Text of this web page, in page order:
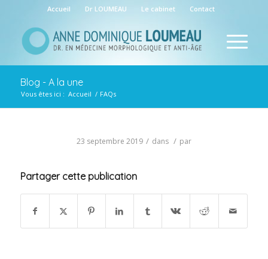
Accueil Dr LOUMEAU Le cabinet Contact
Blog - A la une
Vous êtes ici : Accueil / FAQs
23 septembre 2019 / dans / par
Partager cette publication